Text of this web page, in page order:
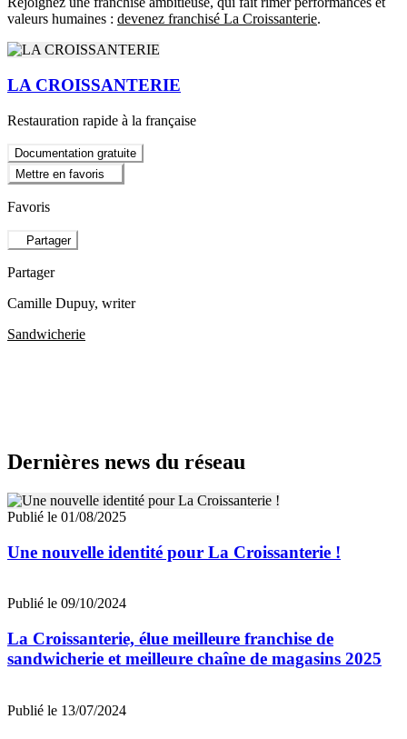
valeurs humaines : devenez franchisé La Croissanterie.
LA CROISSANTERIE
Restauration rapide à la française
Documentation gratuite
Mettre en favoris
Favoris
Partager
Partager
Camille Dupuy, writer
Sandwicherie
Dernières news du réseau
Publié le 01/08/2025
Une nouvelle identité pour La Croissanterie !
Publié le 09/10/2024
La Croissanterie, élue meilleure franchise de
sandwicherie et meilleure chaîne de magasins 2025
Publié le 13/07/2024